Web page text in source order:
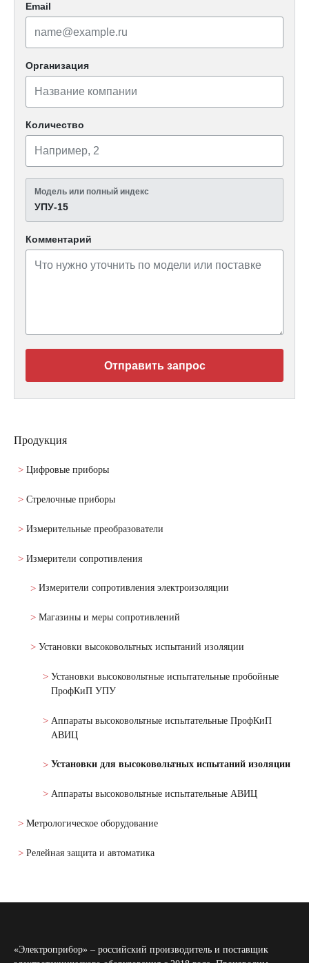
Email
Организация
Количество
Модель или полный индекс
УПУ-15
Комментарий
Отправить запрос
Продукция
Цифровые приборы
Стрелочные приборы
Измерительные преобразователи
Измерители сопротивления
Измерители сопротивления электроизоляции
Магазины и меры сопротивлений
Установки высоковольтных испытаний изоляции
Установки высоковольтные испытательные пробойные
ПрофКиП УПУ
Аппараты высоковольтные испытательные ПрофКиП
АВИЦ
Установки для высоковольтных испытаний изоляции
Аппараты высоковольтные испытательные АВИЦ
Метрологическое оборудование
Релейная защита и автоматика
«Электроприбор» – российский производитель и поставщик